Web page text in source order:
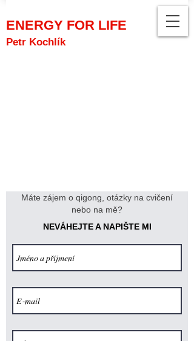
ENERGY FOR LIFE
Petr Kochlík
Máte zájem o qigong, otázky na cvičení
nebo na mě?
NEVÁHEJTE A NAPIŠTE MI